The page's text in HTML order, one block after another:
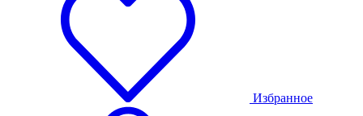
Избранное